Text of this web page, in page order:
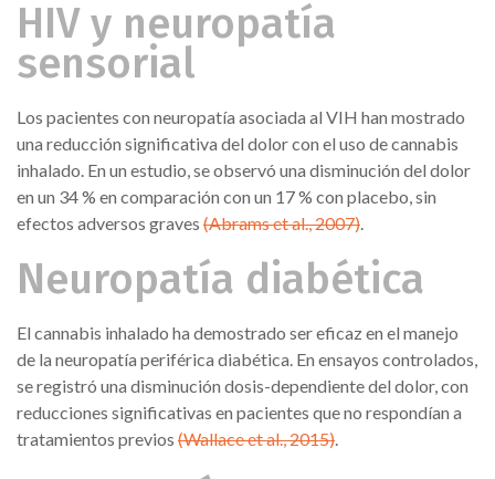
HIV y neuropatía
sensorial
Los pacientes con neuropatía asociada al VIH han mostrado
una reducción significativa del dolor con el uso de cannabis
inhalado. En un estudio, se observó una disminución del dolor
en un 34 % en comparación con un 17 % con placebo, sin
efectos adversos graves (Abrams et al., 2007).
Neuropatía diabética
El cannabis inhalado ha demostrado ser eficaz en el manejo
de la neuropatía periférica diabética. En ensayos controlados,
se registró una disminución dosis-dependiente del dolor, con
reducciones significativas en pacientes que no respondían a
tratamientos previos (Wallace et al., 2015).